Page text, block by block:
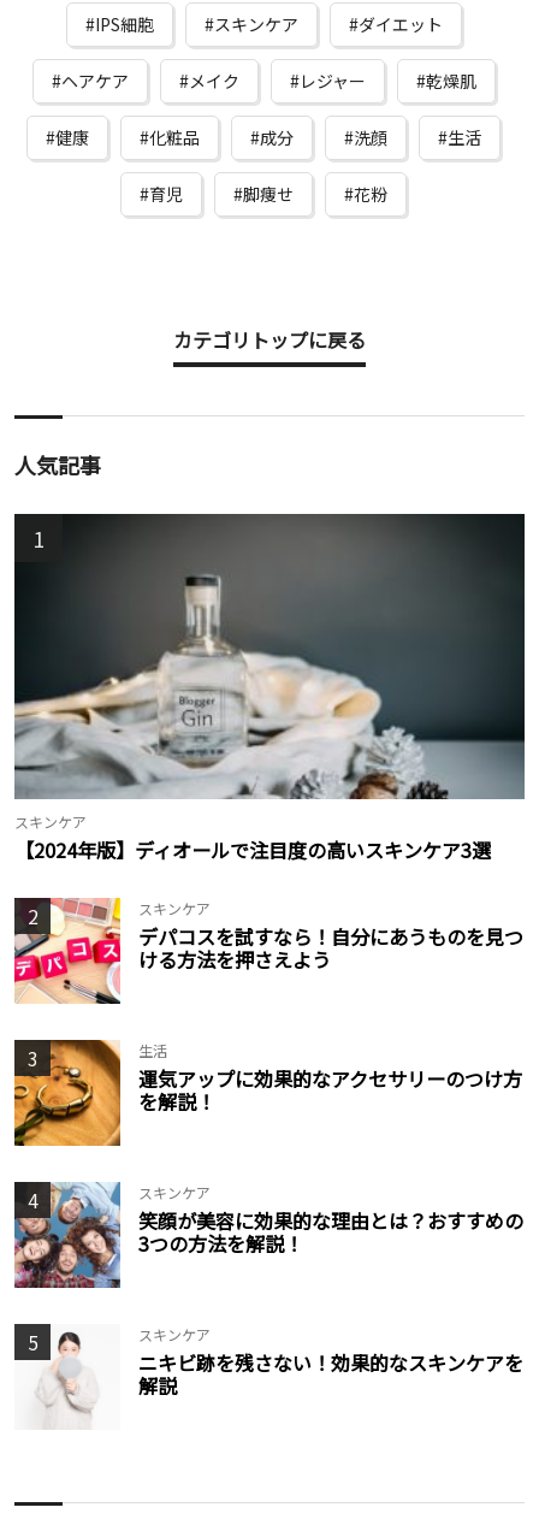
IPS細胞 スキンケア ダイエット
ヘアケア メイク レジャー 乾燥肌
健康 化粧品 成分 洗顔 生活
育児 脚痩せ 花粉
カテゴリトップに戻る
人気記事
1
スキンケア
【2024年版】ディオールで注目度の高いスキンケア3選
2 スキンケア
デパコスを試すなら！自分にあうものを見つ
ける方法を押さえよう
3 生活
運気アップに効果的なアクセサリーのつけ方
を解説！
4 スキンケア
笑顔が美容に効果的な理由とは？おすすめの
3つの方法を解説！
5 スキンケア
ニキビ跡を残さない！効果的なスキンケアを
解説